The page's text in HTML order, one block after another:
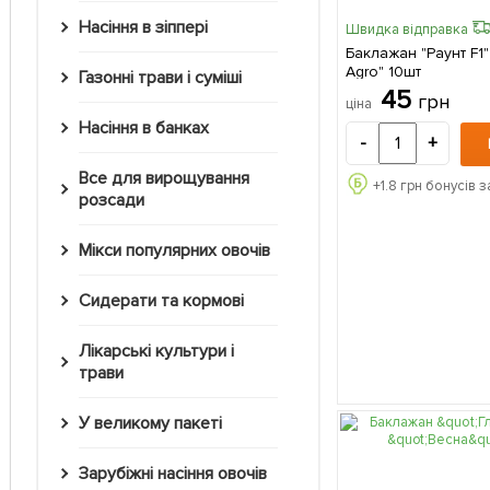
Насіння в зіппері
Газонні трави і суміші
Насіння в банках
Все для вирощування
розсади
Мікси популярних овочів
Сидерати та кормові
Лікарські культури і
трави
У великому пакеті
Зарубіжні насіння овочів
Швидка відправка
Баклажан "Раунт
Agro" 10шт
ціна 45 грн
- +
+1.8 грн бонусів